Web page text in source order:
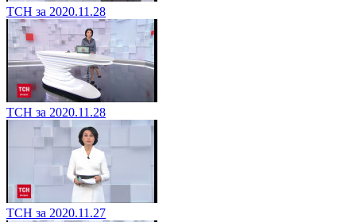
ТСН за 2020.11.28
ТСН за 2020.11.28
ТСН за 2020.11.27